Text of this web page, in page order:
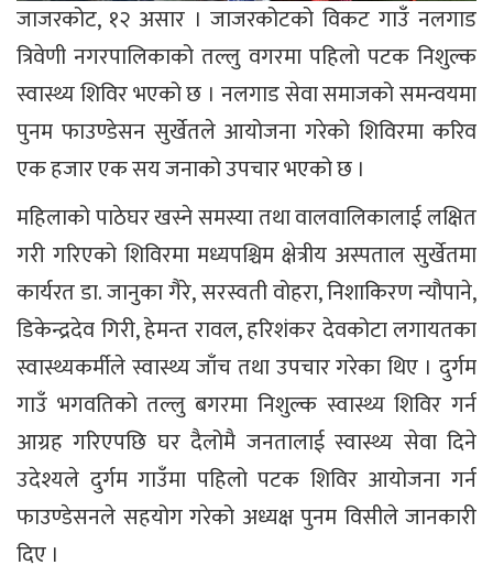
जाजरकोट, १२ असार । जाजरकोटको विकट गाउँ नलगाड
त्रिवेणी नगरपालिकाको तल्लु वगरमा पहिलो पटक निशुल्क
स्वास्थ्य शिविर भएको छ । नलगाड सेवा समाजको समन्वयमा
पुनम फाउण्डेसन सुर्खेतले आयोजना गरेको शिविरमा करिव
एक हजार एक सय जनाको उपचार भएको छ ।
महिलाको पाठेघर खस्ने समस्या तथा वालवालिकालाई लक्षित
गरी गरिएको शिविरमा मध्यपश्चिम क्षेत्रीय अस्पताल सुर्खेतमा
कार्यरत डा. जानुका गैरे, सरस्वती वोहरा, निशाकिरण न्यौपाने,
डिकेन्द्रदेव गिरी, हेमन्त रावल, हरिशंकर देवकोटा लगायतका
स्वास्थ्यकर्मीले स्वास्थ्य जाँच तथा उपचार गरेका थिए । दुर्गम
गाउँ भगवतिको तल्लु बगरमा निशुल्क स्वास्थ्य शिविर गर्न
आग्रह गरिएपछि घर दैलोमै जनतालाई स्वास्थ्य सेवा दिने
उदेश्यले दुर्गम गाउँमा पहिलो पटक शिविर आयोजना गर्न
फाउण्डेसनले सहयोग गरेको अध्यक्ष पुनम विसीले जानकारी
दिए ।